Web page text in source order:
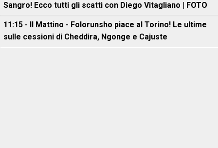
Sangro! Ecco tutti gli scatti con Diego Vitagliano | FOTO
11:15 - Il Mattino - Folorunsho piace al Torino! Le ultime
sulle cessioni di Cheddira, Ngonge e Cajuste